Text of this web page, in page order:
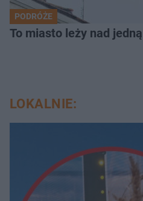
PODRÓŻE
To miasto leży nad
LOKALNIE: